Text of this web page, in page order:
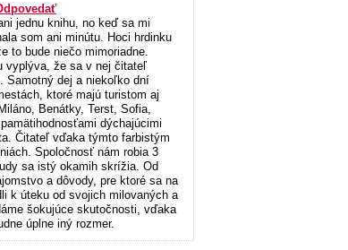
jednu knihu, no keď sa mi
som ani minútu. Hoci hrdinku
to bude niečo mimoriadne.
vyplýva, že sa v nej čitateľ
Samotný dej a niekoľko dní
ktoré majú turistom aj
Benátky, Terst, Sofia,
dýchajúcimi
Čitateľ vďaka týmto farbistým
Spoločnosť nám robia 3
sa istý okamih skrížia. Od
a dôvody, pre ktoré sa na
k úteku od svojich milovaných a
šokujúce skutočnosti, vďaka
úplne iný rozmer.